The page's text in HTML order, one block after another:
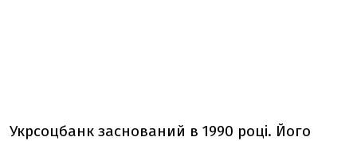
Укрсоцбанк заснований в 1990 році. Його